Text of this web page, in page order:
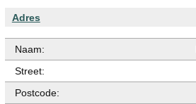
Adres
Naam:
Street:
Postcode: